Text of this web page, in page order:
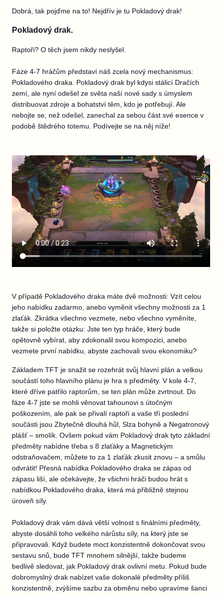
Dobrá, tak pojďme na to! Nejdřív je tu Pokladový drak!
Pokladový drak.
Raptoři? O těch jsem nikdy neslyšel.
Fáze 4-7 hráčům představí náš zcela nový mechanismus:
Pokladového draka. Pokladový drak byl kdysi stálicí Dračích
zemí, ale nyní odešel ze světa naší nové sady s úmyslem
distribuovat zdroje a bohatství těm, kdo je potřebují. Ale
nebojte se, než odešel, zanechal za sebou část své esence v
podobě štědrého totemu. Podívejte se na něj níže!
V případě Pokladového draka máte dvě možnosti: Vzít celou
jeho nabídku zadarmo, anebo vyměnit všechny možnosti za 1
zlaťák. Zkrátka všechno vezmete, nebo všechno vyměníte,
takže si položte otázku: Jste ten typ hráče, který bude
opětovně vybírat, aby zdokonalil svou kompozici, anebo
vezmete první nabídku, abyste zachovali svou ekonomiku?
Základem TFT je snažit se rozehrát svůj hlavní plán a velkou
součástí toho hlavního plánu je hra s předměty. V kole 4-7,
které dříve patřilo raptorům, se ten plán může zvrtnout. Do
fáze 4-7 jste se mohli věnovat tahounovi s útočným
poškozením, ale pak se přivalí raptoři a vaše tři poslední
součásti jsou Zbytečně dlouhá hůl, Slza bohyně a Negatronový
plášť – smolík. Ovšem pokud vám Pokladový drak tyto základní
předměty nabídne třeba s 8 zlaťáky a Magnetickým
odstraňovačem, můžete to za 1 zlaťák zkusit znovu – a smůlu
odvrátit! Přesná nabídka Pokladového draka se zápas od
zápasu liší, ale očekávejte, že všichni hráči budou hrát s
nabídkou Pokladového draka, která má přibližně stejnou
úroveň síly.
Pokladový drak vám dává větší volnost s finálními předměty,
abyste dosáhli toho velkého nárůstu síly, na který jste se
připravovali. Když budete moct konzistentně dokončovat svou
sestavu snů, bude TFT mnohem silnější, takže budeme
bedlivě sledovat, jak Pokladový drak ovlivní metu. Pokud bude
dobromyslný drak nabízet vaše dokonalé předměty příliš
konzistentně, zvýšíme sazbu za obměnu nebo upravíme šanci